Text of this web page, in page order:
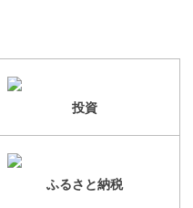
投資
ふるさと納税